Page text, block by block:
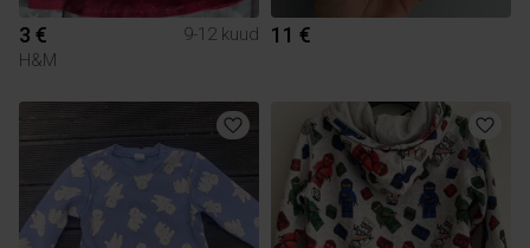
3 €
9-12 kuud
H&M
11 €